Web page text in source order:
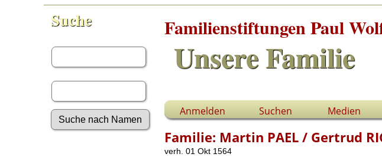
Suche Familienstiftungen Paul
Unsere Familie
Anmelden Suchen Medien
Familie: Martin PAEL / Gertrud
verh. 01 Okt 1564